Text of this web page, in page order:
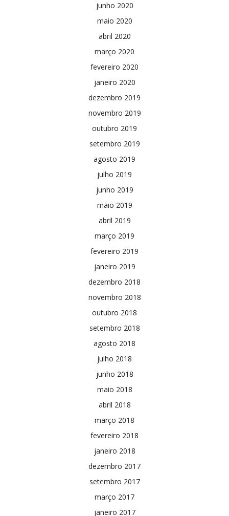
junho 2020
maio 2020
abril 2020
março 2020
fevereiro 2020
janeiro 2020
dezembro 2019
novembro 2019
outubro 2019
setembro 2019
agosto 2019
julho 2019
junho 2019
maio 2019
abril 2019
março 2019
fevereiro 2019
janeiro 2019
dezembro 2018
novembro 2018
outubro 2018
setembro 2018
agosto 2018
julho 2018
junho 2018
maio 2018
abril 2018
março 2018
fevereiro 2018
janeiro 2018
dezembro 2017
setembro 2017
março 2017
janeiro 2017